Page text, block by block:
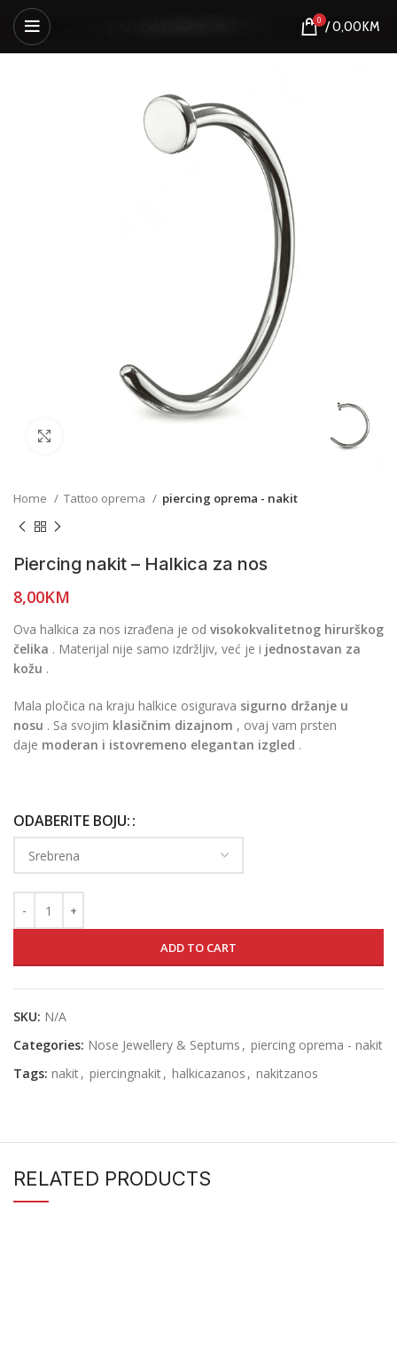
0 /0,00KM
Home Tattoo oprema piercing oprema - nakit
Piercing nakit – Halkica za nos
8,00KM
Ova halkica za nos izrađena je od visokokvalitetnog hirurškog
čelika . Materijal nije samo izdržljiv, već je i jednostavan za
kožu .
Mala pločica na kraju halkice osigurava sigurno držanje u
nosu . Sa svojim klasičnim dizajnom , ovaj vam prsten
daje moderan i istovremeno elegantan izgled .
ODABERITE BOJU:
ADD TO CART
SKU: N/A
Categories: Nose Jewellery & Septums , piercing oprema - nakit
Tags: nakit, piercingnakit, halkicazanos , nakitzanos
RELATED PRODUCTS